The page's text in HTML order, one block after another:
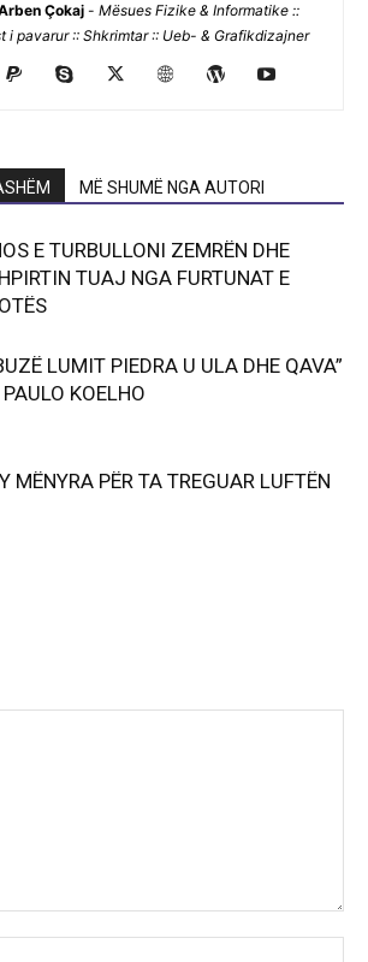
Çokaj - Mësues Fizike & Informatike ::
i pavarur :: Shkrimtar :: Ueb- & Grafikdizajner
MË SHUMË NGA AUTORI
E TURBULLONI ZEMRËN DHE
TUAJ NGA FURTUNAT E
LUMIT PIEDRA U ULA DHE QAVA”
KOELHO
MËNYRA PËR TA TREGUAR LUFTËN